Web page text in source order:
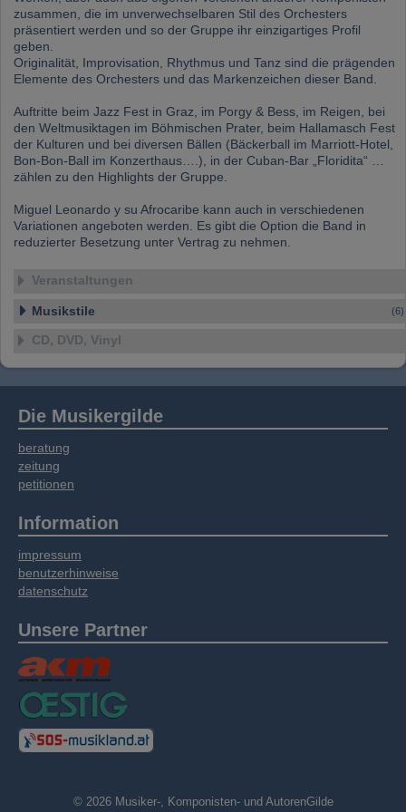
weitergegeben. Unsere Partner führen diese
Informationen möglicherweise mit weiteren
Daten zusammen, die Sie bereitgestellt haben
oder die sie im Rahmen Ihrer Nutzung der
Dienste gesammelt haben.
zusammen, die im unverwechselbaren Stil des Orchesters
präsentiert werden und so der Gruppe ihr einzigartiges Profil
geben.
Originalität, Improvisation, Rhythmus und Tanz sind die prägenden
Elemente des Orchesters und das Markenzeichen dieser Band.
Auftritte beim Jazz Fest in Graz, im Porgy & Bess, im Reigen, bei
den Weltmusiktagen im Böhmischen Prater, beim Hallamasch Fest
der Kulturen und bei diversen Bällen (Bäckerball im Marriott-Hotel,
Bon-Bon-Ball im Konzerthaus….), in der Cuban-Bar „Floridita“ …
zählen zu den Highlights der Gruppe.
Miguel Leonardo y su Afrocaribe kann auch in verschiedenen
Variationen angeboten werden. Es gibt die Option die Band in
reduzierter Besetzung unter Vertrag zu nehmen.
Veranstaltungen
Musikstile (6)
CD, DVD, Vinyl
Die Musikergilde
beratung
zeitung
petitionen
Information
impressum
benutzerhinweise
datenschutz
Unsere Partner
© 2026 Musiker-, Komponisten- und AutorenGilde